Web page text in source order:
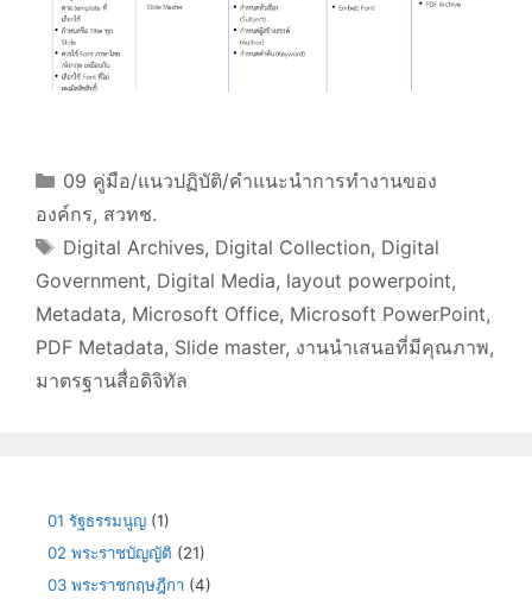
Categories
09 คู่มือ/แนวปฏิบัติ/คำแนะนำการทำงานของ
องค์กร, สวทช.
Tags
Digital Archives, Digital Collection, Digital
Government, Digital Media, layout powerpoint,
Metadata, Microsoft Office, Microsoft PowerPoint,
PDF Metadata, Slide master, งานนำเสนอที่มีคุณภาพ,
มาตรฐานสื่อดิจิทัล
01 รัฐธรรมนูญ (1)
02 พระราชบัญญัติ (21)
03 พระราชกฤษฎีกา (4)